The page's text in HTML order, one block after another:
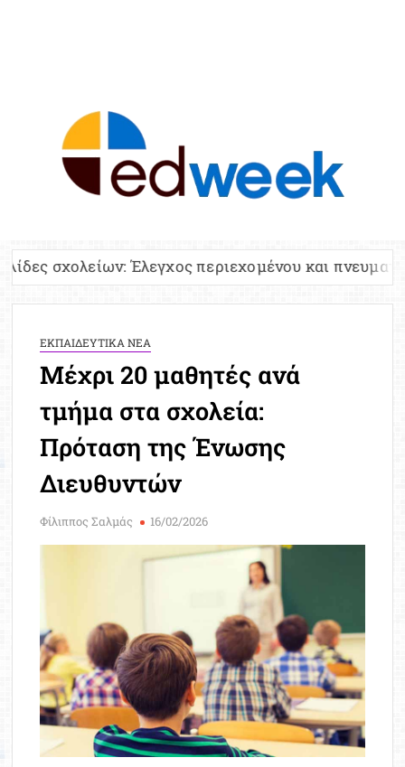
Έλεγχος περιεχομένου και πνευματικών
ΕΚΠΑΙΔΕΥΤΙΚΑ ΝΕΑ
Μέχρι 20 μαθητές ανά
τμήμα στα σχολεία:
Πρόταση της Ένωσης
Διευθυντών
Φίλιππος Σαλμάς 16/02/2026